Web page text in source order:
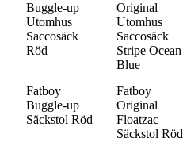
Buggle-up
Utomhus
Saccosäck
Röd
Original
Utomhus
Saccosäck
Stripe Ocean
Blue
Fatboy
Buggle-up
Säckstol Röd
Fatboy
Original
Floatzac
Säckstol Röd